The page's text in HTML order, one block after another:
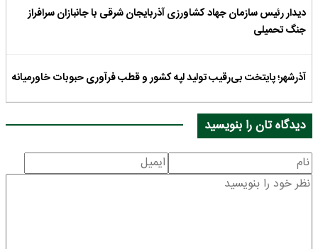
دیدار رئیس سازمان جهاد کشاورزی آذربایجان شرقی با جانبازان سرافراز
جنگ تحمیلی
آذرشهر؛ پایتخت بی‌رقیب تولید لپه کشور و قطب فرآوری حبوبات خاورمیانه
دیدگاه تان را بنویسید